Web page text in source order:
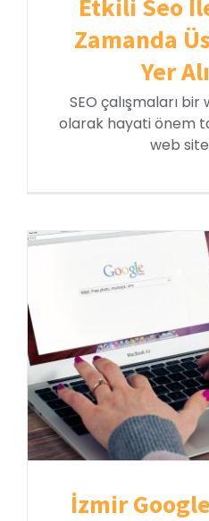
Etkili Seo
Zamanda
Yer
SEO çalışmaları
olarak hayati önem
web
İzmir